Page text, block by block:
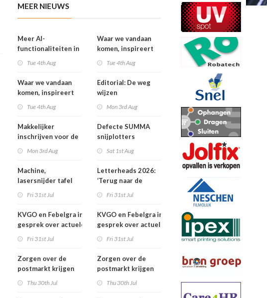
MEER NIEUWS
Meer AI-
functionaliteiten in
Tue 4th Aug
Waar we vandaan
komen, inspireert
Tue 4th Aug
Makkelijker
inschrijven voor de
Mon 3rd Aug
Machine,
lasersnijder tafel
Fri 31st Jul
KVGO en Febelgra in
gesprek over actuele
Fri 31st Jul
Zorgen over de
postmarkt krijgen
Thu 30th Jul
Waar we vandaan
komen, inspireert
Tue 4th Aug
Editorial: De weg
wijzen
Mon 3rd Aug
Defecte SUMMA
snijplotters
Sat 1st Aug
Letterheads 2026:
‘Terug naar de
Fri 31st Jul
KVGO en Febelgra in
gesprek over actuele
Fri 31st Jul
Zorgen over de
postmarkt krijgen
Thu 30th Jul